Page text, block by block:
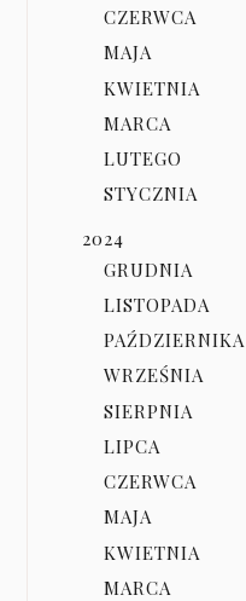
CZERWCA
MAJA
KWIETNIA
MARCA
LUTEGO
STYCZNIA
2024
GRUDNIA
LISTOPADA
PAŹDZIERNIKA
WRZEŚNIA
SIERPNIA
LIPCA
CZERWCA
MAJA
KWIETNIA
MARCA